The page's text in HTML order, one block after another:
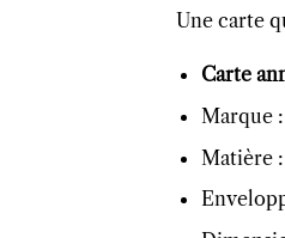
Une carte
Carte
Marque :
Matière